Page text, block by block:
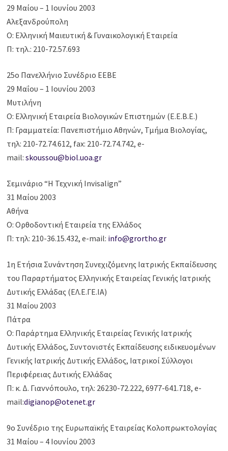
29 Μαίου – 1 Ιουνίου 2003
Αλεξανδρούπολη
Ο: Ελληνική Μαιευτική & Γυναικολογική Εταιρεία
Π: τηλ.: 210-72.57.693
25ο Πανελλήνιο Συνέδριο ΕΕΒΕ
29 Μαΐου – 1 Ιουνίου 2003
Μυτιλήνη
Ο: Ελληνική Εταιρεία Βιολογικών Επιστημών (Ε.Ε.Β.Ε.)
Π: Γραμματεία: Πανεπιστήμιο Αθηνών, Τμήμα Βιολογίας,
τηλ: 210-72.74.612, fax: 210-72.74.742, e-
mail:skoussou@biol.uoa.gr
Σεμινάριο “Η Τεχνική Invisalign”
31 Μαίου 2003
Αθήνα
Ο: Ορθοδοντική Εταιρεία της Ελλάδος
Π: τηλ: 210-36.15.432, e-mail: info@grortho.gr
1η Ετήσια Συνάντηση Συνεχιζόμενης Ιατρικής Εκπαίδευσης
του Παραρτήματος Ελληνικής Εταιρείας Γενικής Ιατρικής
Δυτικής Ελλάδας (ΕΛ.Ε.ΓΕ.ΙΑ)
31 Μαίου 2003
Πάτρα
Ο: Παράρτημα Ελληνικής Εταιρείας Γενικής Ιατρικής
Δυτικής Ελλάδος, Συντονιστές Εκπαίδευσης ειδικευομένων
Γενικής Ιατρικής Δυτικής Ελλάδος, Ιατρικοί Σύλλογοι
Περιφέρειας Δυτικής Ελλάδας
Π: κ. Δ. Γιαννόπουλο, τηλ: 26230-72.222, 6977-641.718, e-
mail:digianop@otenet.gr
9ο Συνέδριο της Ευρωπαϊκής Εταιρείας Κολοπρωκτολογίας
31 Μαίου – 4 Ιουνίου 2003